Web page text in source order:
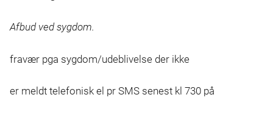
Afbud ved sygdom.
fravær pga sygdom/udeblivelse der ikke
er meldt telefonisk el pr SMS senest kl 730 på